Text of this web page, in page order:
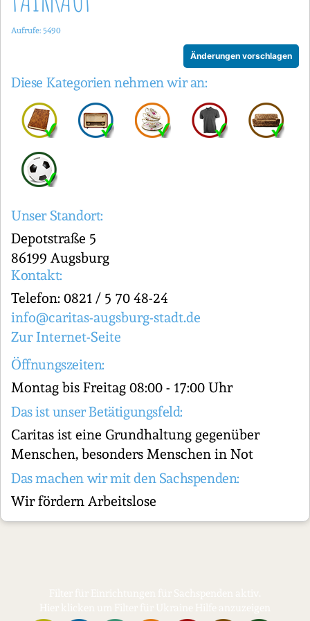
Aufrufe: 5490
Änderungen vorschlagen
Diese Kategorien nehmen wir an:
Unser Standort:
Depotstraße 5
86199 Augsburg
Kontakt:
Telefon: 0821 / 5 70 48-24
info@caritas-augsburg-stadt.de
Zur Internet-Seite
Öffnungszeiten:
Montag bis Freitag 08:00 - 17:00 Uhr
Das ist unser Betätigungsfeld:
Caritas ist eine Grundhaltung gegenüber
Menschen, besonders Menschen in Not
Das machen wir mit den Sachspenden:
Wir fördern Arbeitslose